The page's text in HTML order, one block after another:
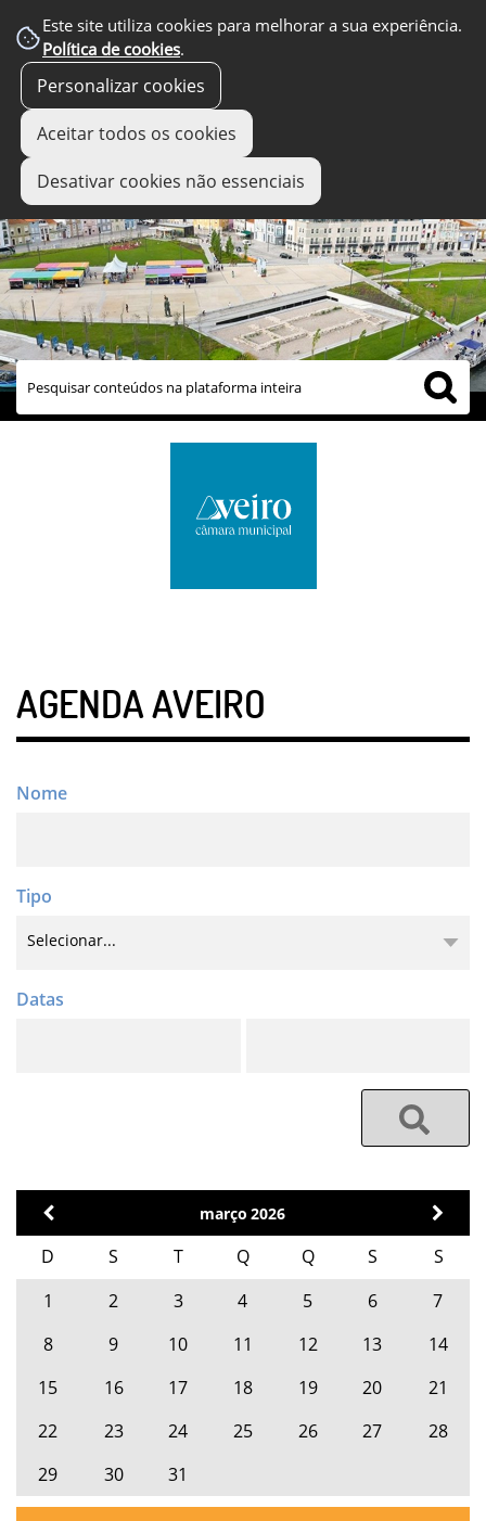
Este site utiliza cookies para melhorar a sua experiência.
Política de cookies.
Personalizar cookies
Aceitar todos os cookies
Desativar cookies não essenciais
links úteis
AGENDA AVEIRO
março 2026
D S T Q Q S
S
1
2 3 4 5 6
7
8
9 10 11 12 13
14
15
16 17 18 19 20
21
22
23 24 25 26 27
28
29
30 31